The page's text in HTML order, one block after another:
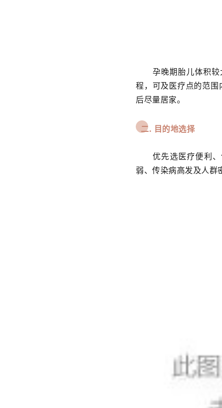
孕晚期胎儿体积
程，可及医疗点的范
后尽量居家。
二. 目的地选择
优先选医疗便利
弱、传染病高发及人群